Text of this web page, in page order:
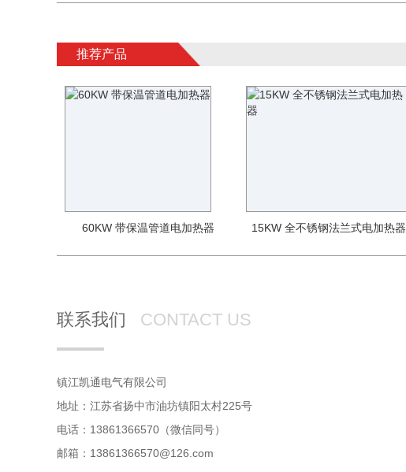
推荐产品
60KW 带保温管道电加热器 15KW 全不锈钢法兰式电加热器
联系我们 CONTACT US
镇江凯通电气有限公司
地址：江苏省扬中市油坊镇阳太村225号
电话：13861366570（微信同号）
邮箱：13861366570@126.com